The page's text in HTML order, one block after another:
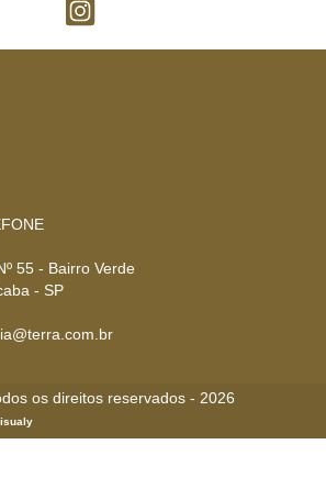
55 - Bairro Verde
- SP
os direitos reservados - 2026